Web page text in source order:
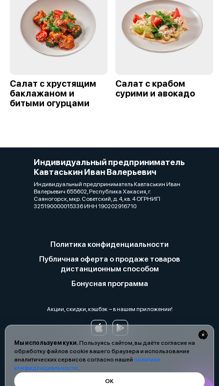
Мы используем куки.Пользуясь сайтом, вы даёте согласие на
обработку файлов cookie вашего браузера и использование
аналитических сервисов согласно нашей политике
конфиденциальности.
ОК
Салат с хрустящим
баклажаном и
битыми огурцами
Салат с крабом
сурими и авокадо
Индивидуальный предприниматель
Кавтаськин Иван Валерьевич
Индивидуальный предприниматель Кавтаськин Иван
Валерьевич 655602, Республика Хакасия, г.
Саяногорск, мкр. Советский, д. 4, кв. 4 ОГРНИП
325190000015336 ИНН 190202916710
Политика конфиденциальности
Публичная оферта о продаже товаров
дистанционным способом
Бонусная программа
Акции, скидки, кэшбэк − в нашем приложении!